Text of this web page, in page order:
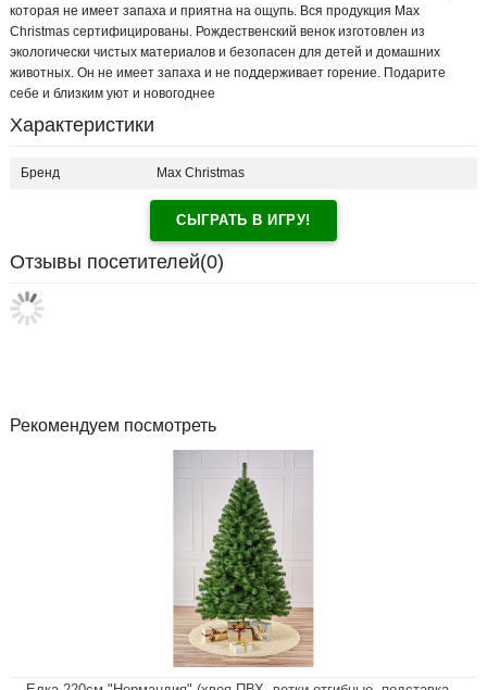
которая не имеет запаха и приятна на ощупь. Вся продукция Max
Christmas сертифицированы. Рождественский венок изготовлен из
экологически чистых материалов и безопасен для детей и домашних
животных. Он не имеет запаха и не поддерживает горение. Подарите
себе и близким уют и новогоднее
Характеристики
Бренд Max Christmas
СЫГРАТЬ В ИГРУ!
Отзывы посетителей(0)
Рекомендуем посмотреть